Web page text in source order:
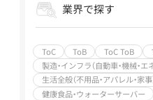
融・保険・投資 /
メディア / 求人・
転職・人材 / 士業
（弁護士・税理士・
行政書士・社労士
ィリエイト / ベ
ンチャー支援 /
上場企業支援 /
その他（特殊業
務） / SEO歴10年
以上
業界で探す
ToC ToB ToC ToB
製造・インフラ（自動車・機械・エ
生活全般（不用品・アパレル・家事
健康食品・ウォーターサーバー